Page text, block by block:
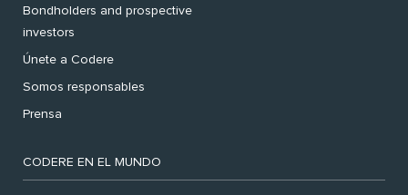
Bondholders and prospective
investors
Únete a Codere
Somos responsables
Prensa
CODERE EN EL MUNDO